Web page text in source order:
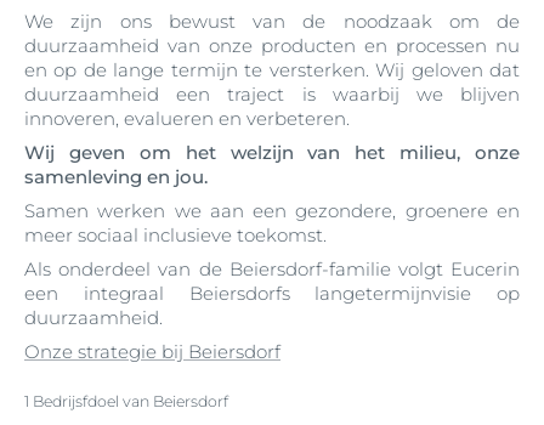
We zijn ons bewust van de noodzaak om de
duurzaamheid van onze producten en processen nu
en op de lange termijn te versterken. Wij geloven dat
duurzaamheid een traject is waarbij we blijven
innoveren, evalueren en verbeteren.
Wij geven om het welzijn van het milieu, onze
samenleving en jou.
Samen werken we aan een gezondere, groenere en
meer sociaal inclusieve toekomst.
Als onderdeel van de Beiersdorf-familie volgt Eucerin
een integraal Beiersdorfs langetermijnvisie op
duurzaamheid.
Onze strategie bij Beiersdorf
1 Bedrijsfdoel van Beiersdorf